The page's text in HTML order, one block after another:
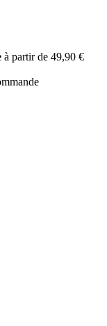
à partir de 49,90 €